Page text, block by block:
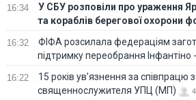
16:34
У СБУ розповіли про ураження
та кораблів берегової охорони
16:32
ФІФА розсилала федераціям
підтримку переобрання Інфантіно
16:22
15 років ув’язнення за
священнослужителя УПЦ (МП)